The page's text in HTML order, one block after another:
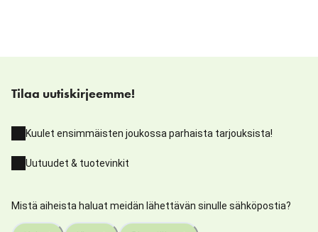
Tilaa uutiskirjeemme!
Kuulet ensimmäisten joukossa parhaista tarjouksista!
Uutuudet & tuotevinkit
Mistä aiheista haluat meidän lähettävän sinulle sähköpostia?